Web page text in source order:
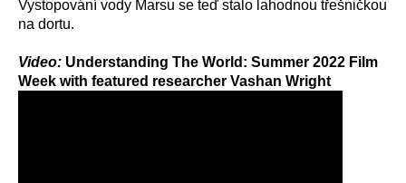
Vystopování vody Marsu se teď stalo lahodnou třešničkou
na dortu.
Video: Understanding The World: Summer 2022 Film
Week with featured researcher Vashan Wright